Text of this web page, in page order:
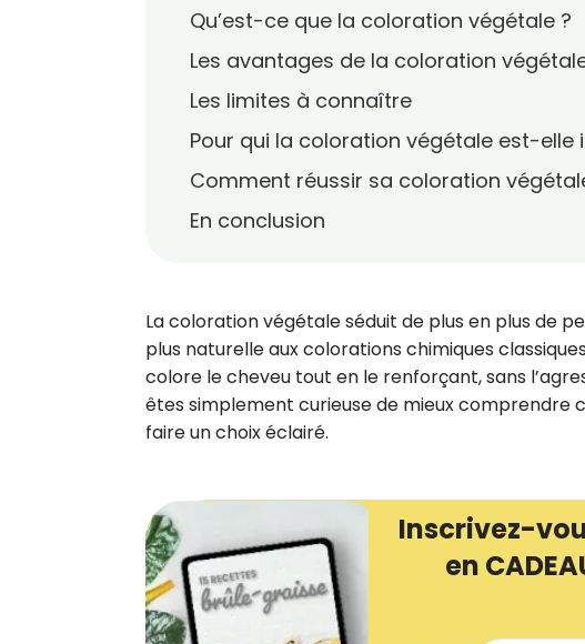
Qu’est-ce que la coloration végétale ?
Les avantages de la coloration
Les limites à connaître
Pour qui la coloration végétale est-elle
Comment réussir sa coloration
En conclusion
La coloration végétale séduit de plus en plus de
plus naturelle aux colorations chimiques
colore le cheveu tout en le renforçant, sans
êtes simplement curieuse de mieux comprendre
faire un choix éclairé.
Inscrivez-
en